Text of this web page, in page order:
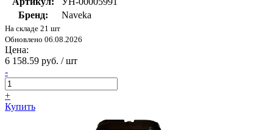
Бренд:
Naveka
На складе 21 шт
Обновлено 06.08.2026
Цена:
6 158.59 руб. / шт
-
+
Купить